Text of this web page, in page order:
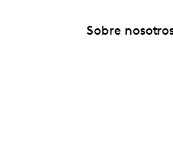
Sobre